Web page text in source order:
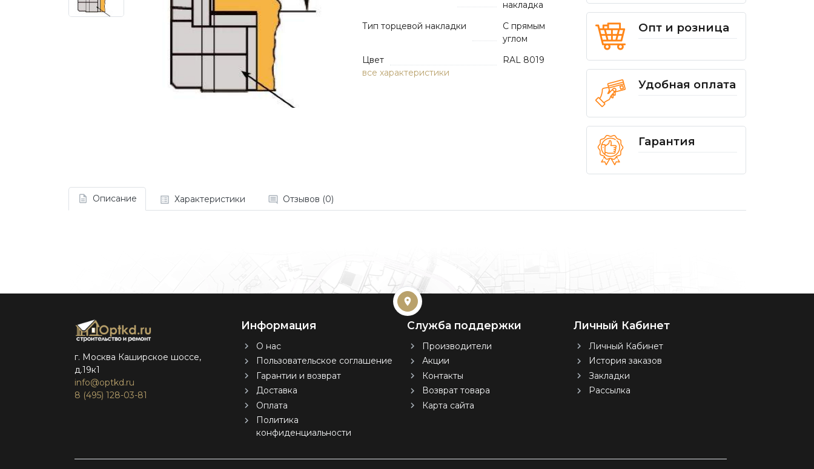
Опт и розница
Удобная оплата
Гарантия
накладка
Тип торцевой накладки
С прямым
углом
Цвет
RAL 8019
все характеристики
Описание Характеристики Отзывов (0)
г. Москва Каширское шоссе,
д.19к1
info@optkd.ru
8 (495) 128-03-81
Информация
О нас
Пользовательское соглашение
Гарантии и возврат
Доставка
Оплата
Политика
конфиденциальности
Служба поддержки
Производители
Акции
Контакты
Возврат товара
Карта сайта
Личный Кабинет
Личный Кабинет
История заказов
Закладки
Рассылка